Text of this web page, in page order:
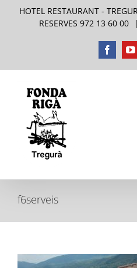
HOTEL RESTAURANT -
RESERVES 972 13 60 00
|
f6serveis